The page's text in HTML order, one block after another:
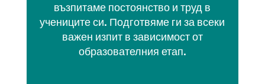
възпитаме постоянство и труд в
учениците си. Подготвяме ги за всеки
важен изпит в зависимост от
образователния етап.